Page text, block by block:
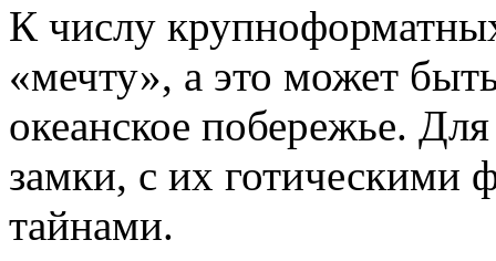
К числу
«мечту», а это может
океанское побережье.
замки, с их готическими
тайнами.